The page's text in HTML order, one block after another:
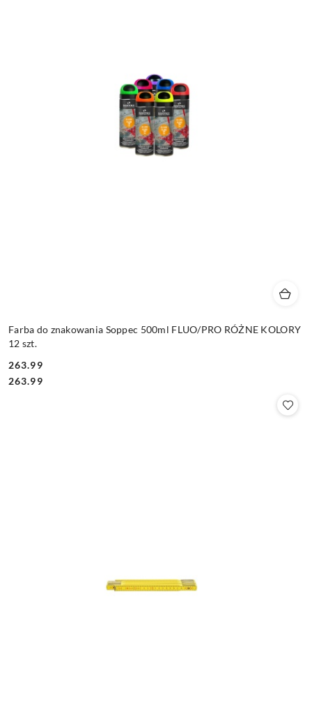
Farba do znakowania Soppec 500ml FLUO/PRO RÓŻNE KOLORY
12 szt.
Cena:
263.99
Cena:
263.99